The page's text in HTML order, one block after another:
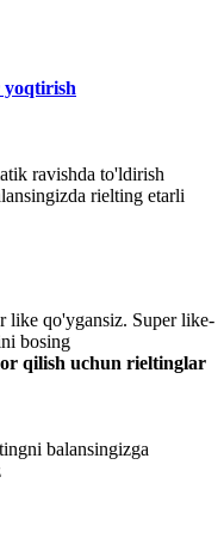
yoqtirish
ravishda to'ldirish
rielting etarli
like qo'ygansiz. Super like-
bosing
qilish uchun rieltinglar
balansingizga